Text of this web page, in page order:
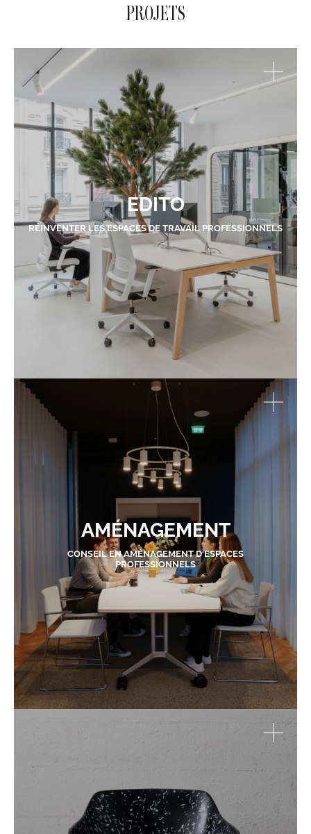
PROJETS
EDITO
RÉINVENTER LES ESPACES DE TRAVAIL PROFESSIONNELS
AMÉNAGEMENT
CONSEIL EN AMÉNAGEMENT D'ESPACES
PROFESSIONNELS